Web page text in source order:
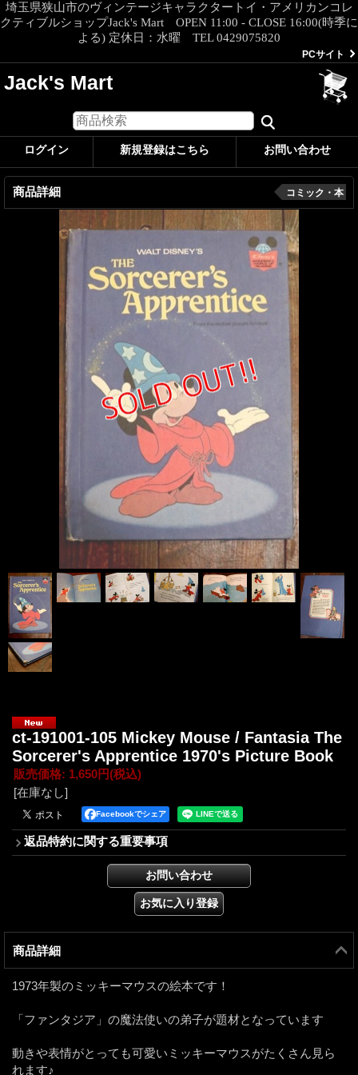
埼玉県狭山市のヴィンテージキャラクタートイ・アメリカンコレ
クティブルショップJack's Mart OPEN 11:00 - CLOSE 16:00(時季に
よる) 定休日：水曜 TEL 0429075820
PCサイト
Jack's Mart
ログイン 新規登録はこちら お問い合わせ
商品詳細 コミック・本
ct-191001-105 Mickey Mouse / Fantasia The
Sorcerer's Apprentice 1970's Picture Book
販売価格: 1,650円(税込)
[在庫なし]
Facebookでシェア
返品特約に関する重要事項
商品詳細
1973年製のミッキーマウスの絵本です！
「ファンタジア」の魔法使いの弟子が題材となっています
動きや表情がとっても可愛いミッキーマウスがたくさん見ら
れます♪